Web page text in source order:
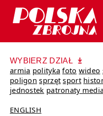
WYBIERZ DZIAŁ
armia polityka foto wideo
poligon sprzęt sport
jednostek patronaty
ENGLISH